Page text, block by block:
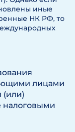
иные
НК РФ, то
лицами
(или)
налоговыми